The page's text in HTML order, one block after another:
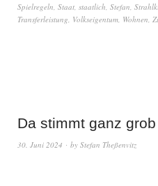
Spielregeln, Staat, staatlich, Stefan,
Transferleistung, Volkseigentum, Wohnen,
Da stimmt ganz
30. Juni 2024 by Stefan Theßenvitz